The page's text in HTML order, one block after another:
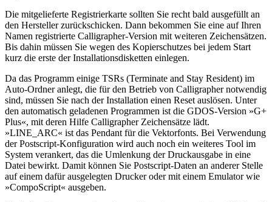
Die mitgelieferte Registrierkarte sollten Sie recht bald ausgefüllt an
den Hersteller zurückschicken. Dann bekommen Sie eine auf Ihren
Namen registrierte Calligrapher-Version mit weiteren Zeichensätzen.
Bis dahin müssen Sie wegen des Kopierschutzes bei jedem Start
kurz die erste der Installationsdisketten einlegen.
Da das Programm einige TSRs (Terminate and Stay Resident) im
Auto-Ordner anlegt, die für den Betrieb von Calligrapher notwendig
sind, müssen Sie nach der Installation einen Reset auslösen. Unter
den automatisch geladenen Programmen ist die GDOS-Version »G+
Plus«, mit deren Hilfe Calligrapher Zeichensätze lädt.
»LINE_ARC« ist das Pendant für die Vektorfonts. Bei Verwendung
der Postscript-Konfiguration wird auch noch ein weiteres Tool im
System verankert, das die Umlenkung der Druckausgabe in eine
Datei bewirkt. Damit können Sie Postscript-Daten an anderer Stelle
auf einem dafür ausgelegten Drucker oder mit einem Emulator wie
»CompoScript« ausgeben.